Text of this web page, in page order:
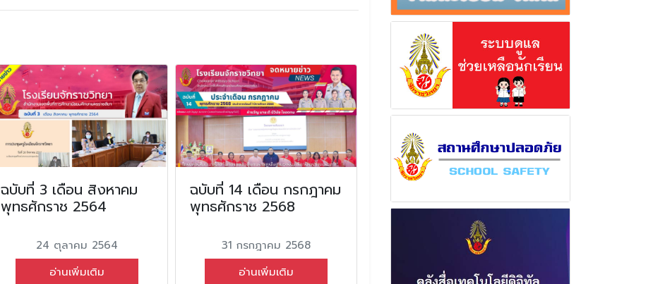
ฉบับที่ 3 เดือน สิงหาคม
พุทธศักราช 2564
24 ตุลาคม 2564
อ่านเพิ่มเติม
ฉบับที่ 14 เดือน กรกฎาคม
พุทธศักราช 2568
31 กรกฎาคม 2568
อ่านเพิ่มเติม
พุทธศักราช 2568
17 กันยายน 2568
อ่านเพิ่มเติม
พุทธศักราช